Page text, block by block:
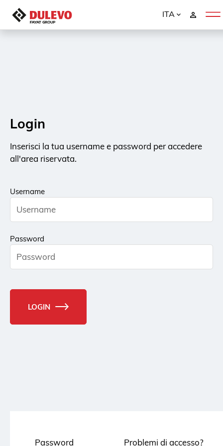
ITA
Login
Inserisci la tua username e password per accedere
all'area riservata.
Username
Password
LOGIN
Password Problemi di accesso?